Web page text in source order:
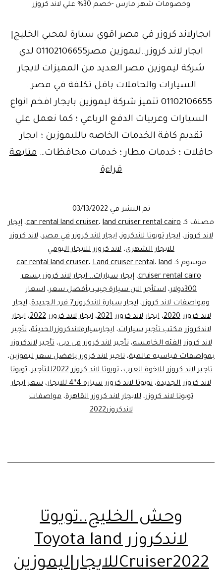
وخصومات شهر مارس -خصم 30% علي لاند كروزر
ايجارلاند كروزر في مصر اقوي سيارة لمحبي الخليج|
ايجار لاند كروزر..ليموزين مصر01102106655 لدي
شركة ليموزين مصر العديد من المميزات لايجار
السيارات والحافلات باقل تكلفة في مصر .
01102106655 تتميز شركة ليموزين بايجار افخم انواع
السيارات وعربيات الدفع الرباعي ؛ كما نعمل علي
تقديم كافة الخدمات الخاصه بالليموزين ؛ ايجار
حافلات ؛ خدمات مطار ؛ خدمات محافظات…متابعة
قراءة
لاندكروزرللايجار|
ليموزين
مصر
تم النشر في 03/13/2022
مصنف كـ
car rental land cruiser، land cruiser rental cairo ، إيجار
لاند كروزر،ايجار تويوتا لاندكروز،ايجار لاند كروزر في مصر،لاند كروزر
للايجار الشهرى، لاند كروزر للايجار اليومي
موسوم كـ
car rental land cruiser،Land cruiser rental،land
cruiser rental cairo، إيجار سيارات.. ايجار لاند كروزر بسعر
300دولار
، استأجر الان سيارة جيب بأفضل سعر، اسعار
ومواصفات لاند كروزر،ايجار سيارة لاندكروزر7 فرد الجديدة ،ايجار
لاند كروزر 2020
،ايجار لاند كروزر 2021 ،ايجار لاند كروزر 2022 ،ايجار
لاندكروزر مكتب تأجير سيارات،ايجارسيارةلاندكروزرالحديثة،تأجير
لاند كروزر الفئه الخامسه،تأجير لاند كروزر فى دبى،تأجير لاندكروزر
بمواصفات قياسيه عالمية، تاجير لاند كروزر بافضل سعر ليموزين،
تاجير لاند كروزر للاخوة العرب،تويوتا لاند كروزر 2022للتأجير ،تويوتا
لاند كروزر الجديدة، تويوتا لاند كروزر سياره 4*4 للايجار ، سعر ايجار
تويوتا لاند كروزر، للايجار لاند كروزر القاهرة، مواصفات
لاندكروزر2022
وحش الخليج..تويوتا
لاندكروزر Toyota land
Cruiser2022للايجار|ليموزين